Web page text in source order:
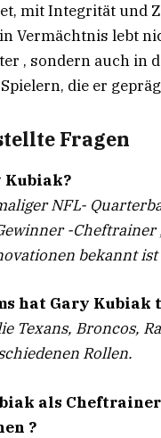
mit Integrität und
Vermächtnis lebt
, sondern auch in
die er
Fragen
Kubiak?
NFL-
-Cheftrainer
bekannt ist
hat Gary
Texans, Broncos,
Rollen.
als
?